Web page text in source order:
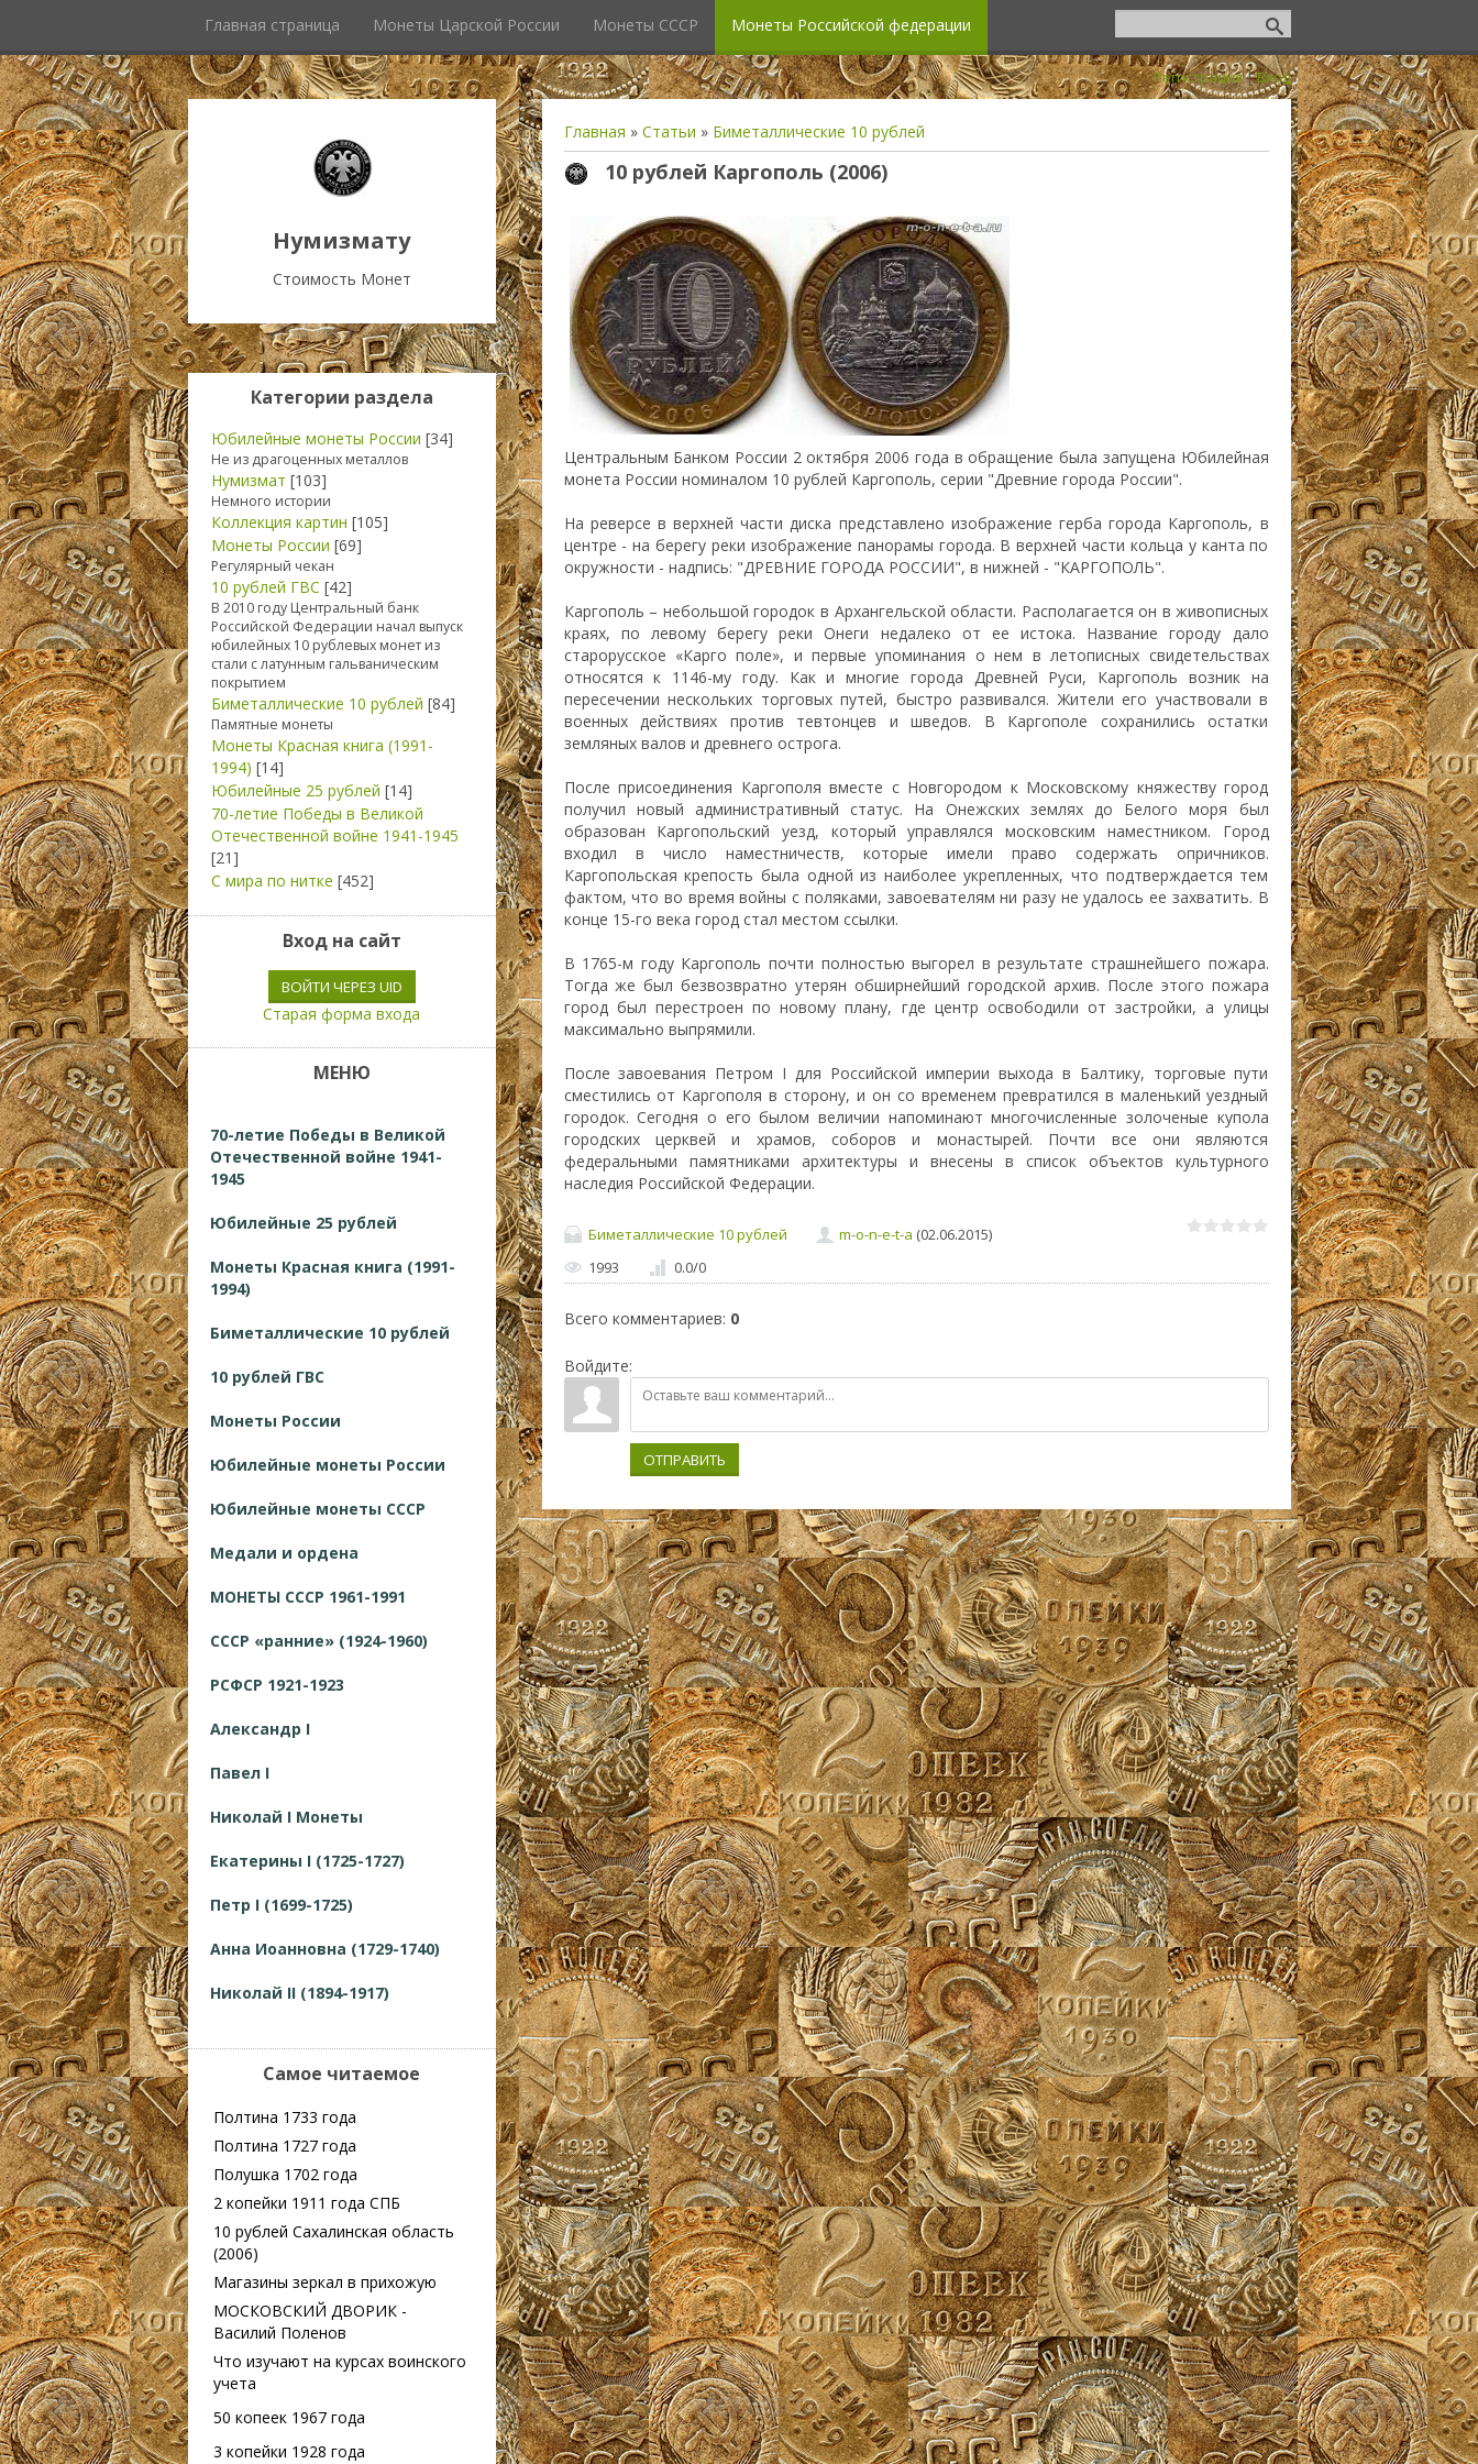
Главная страница Монеты Царской России Монеты СССР Монеты Российской федерации
Регистрация|Вход
Нумизмату
Стоимость Монет
Главная » Статьи » Биметаллические 10 рублей
10 рублей Каргополь (2006)
Центральным Банком России 2 октября 2006 года в обращение была запущена Юбилейная
монета России номиналом 10 рублей Каргополь, серии "Древние города России".
На реверсе в верхней части диска представлено изображение герба города Каргополь, в
центре - на берегу реки изображение панорамы города. В верхней части кольца у канта по
окружности - надпись: "ДРЕВНИЕ ГОРОДА РОССИИ", в нижней - "КАРГОПОЛЬ".
Каргополь – небольшой городок в Архангельской области. Располагается он в живописных
краях, по левому берегу реки Онеги недалеко от ее истока. Название городу дало
старорусское «Карго поле», и первые упоминания о нем в летописных свидетельствах
относятся к 1146-му году. Как и многие города Древней Руси, Каргополь возник на
пересечении нескольких торговых путей, быстро развивался. Жители его участвовали в
военных действиях против тевтонцев и шведов. В Каргополе сохранились остатки
земляных валов и древнего острога.
После присоединения Каргополя вместе с Новгородом к Московскому княжеству город
получил новый административный статус. На Онежских землях до Белого моря был
образован Каргопольский уезд, который управлялся московским наместником. Город
входил в число наместничеств, которые имели право содержать опричников.
Каргопольская крепость была одной из наиболее укрепленных, что подтверждается тем
фактом, что во время войны с поляками, завоевателям ни разу не удалось ее захватить. В
конце 15-го века город стал местом ссылки.
В 1765-м году Каргополь почти полностью выгорел в результате страшнейшего пожара.
Тогда же был безвозвратно утерян обширнейший городской архив. После этого пожара
город был перестроен по новому плану, где центр освободили от застройки, а улицы
максимально выпрямили.
После завоевания Петром I для Российской империи выхода в Балтику, торговые пути
сместились от Каргополя в сторону, и он со временем превратился в маленький уездный
городок. Сегодня о его былом величии напоминают многочисленные золоченые купола
городских церквей и храмов, соборов и монастырей. Почти все они являются
федеральными памятниками архитектуры и внесены в список объектов культурного
наследия Российской Федерации.
Биметаллические 10 рублей m-o-n-e-t-a (02.06.2015)
1993
0.0/0
Всего комментариев: 0
Войдите:
ОТПРАВИТЬ
Категории раздела
Юбилейные монеты России [34]
Не из драгоценных металлов
Нумизмат [103]
Немного истории
Коллекция картин [105]
Монеты России [69]
Регулярный чекан
10 рублей ГВС [42]
В 2010 году Центральный банк
Российской Федерации начал выпуск
юбилейных 10 рублевых монет из
стали с латунным гальваническим
покрытием
Биметаллические 10 рублей [84]
Памятные монеты
Монеты Красная книга (1991-
1994) [14]
Юбилейные 25 рублей [14]
70-летие Победы в Великой
Отечественной войне 1941-1945
[21]
С мира по нитке [452]
Вход на сайт
ВОЙТИ ЧЕРЕЗ UID
Старая форма входа
МЕНЮ
70-летие Победы в Великой
Отечественной войне 1941-
1945
Юбилейные 25 рублей
Монеты Красная книга (1991-
1994)
Биметаллические 10 рублей
10 рублей ГВС
Монеты России
Юбилейные монеты России
Юбилейные монеты СССР
Медали и ордена
МОНЕТЫ СССР 1961-1991
СССР «ранние» (1924-1960)
РСФСР 1921-1923
Александр I
Павел I
Николай I Монеты
Екатерины I (1725-1727)
Петр I (1699-1725)
Анна Иоанновна (1729-1740)
Николай II (1894-1917)
Самое читаемое
Полтина 1733 года
Полтина 1727 года
Полушка 1702 года
2 копейки 1911 года СПБ
10 рублей Сахалинская область
(2006)
Магазины зеркал в прихожую
МОСКОВСКИЙ ДВОРИК -
Василий Поленов
Что изучают на курсах воинского
учета
50 копеек 1967 года
3 копейки 1928 года